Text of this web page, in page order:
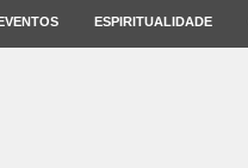
ESPIRITUALIDADE